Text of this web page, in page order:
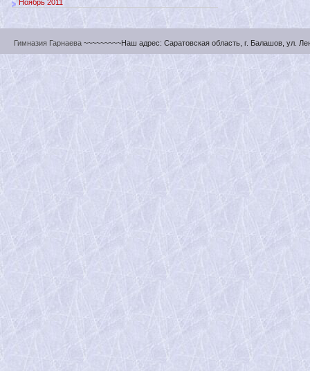
Ноябрь 2011
Гимназия Гарнаева ~~~~~~~~~Наш адрес: Саратовская область, г. Балашов, ул.